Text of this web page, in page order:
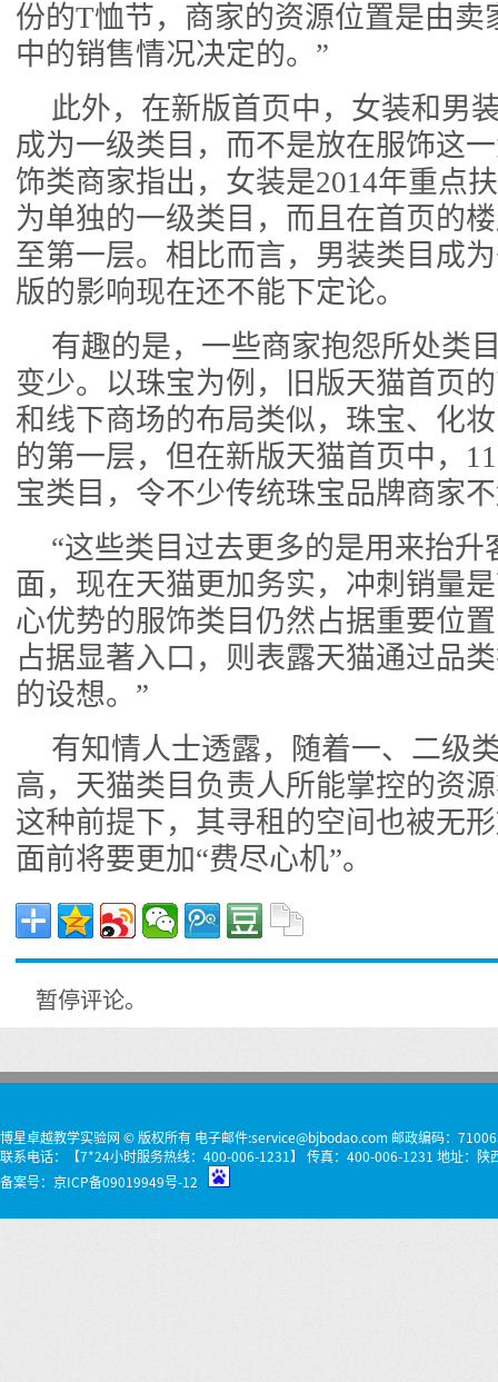
份的T恤节，商家的资源位置是由卖
中的销售情况决定的。”
此外，在新版首页中，女装和男
成为一级类目，而不是放在服饰这
饰类商家指出，女装是2014年重点
为单独的一级类目，而且在首页的
至第一层。相比而言，男装类目成
版的影响现在还不能下定论。
有趣的是，一些商家抱怨所处类
变少。以珠宝为例，旧版天猫首页
和线下商场的布局类似，珠宝、化
的第一层，但在新版天猫首页中，
宝类目，令不少传统珠宝品牌商家
“这些类目过去更多的是用来抬升
面，现在天猫更加务实，冲刺销量
心优势的服饰类目仍然占据重要位
占据显著入口，则表露天猫通过品
的设想。”
有知情人士透露，随着一、二级
高，天猫类目负责人所能掌控的资
这种前提下，其寻租的空间也被无
面前将要更加“费尽心机”。
暂停评论。
博星卓越教学实验网 © 版权所有 电子邮件:service@bjbodao.com 邮政编码：
联系电话：【7*24小时服务热线：400-006-1231】 传真：400-006-1231 地址：陕
备案号： 京ICP备09019949号-12